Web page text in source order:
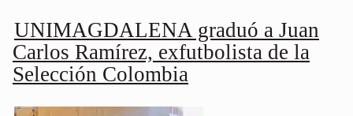
UNIMAGDALENA graduó a Juan
Carlos Ramírez, exfutbolista de la
Selección Colombia